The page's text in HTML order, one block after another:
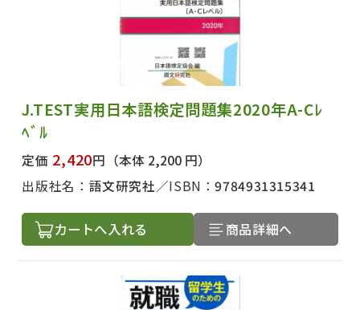
J.TEST実用日本語検定問題集2020年A-Cﾚ
ﾍﾞﾙ
定価 2,420円 （本体 2,200 円）
出版社名： 語文研究社 ISBN：9784931315341
カートへ入れる 商品詳細へ